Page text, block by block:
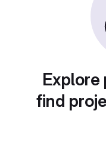
Explore
find